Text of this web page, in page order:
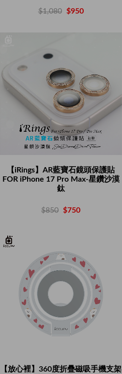
$1,080 $950
【iRings】AR藍寶石鏡頭保護貼
FOR iPhone 17 Pro Max-星鑽沙漠
鈦
$850 $750
【放心裡】360度折疊磁吸手機支架